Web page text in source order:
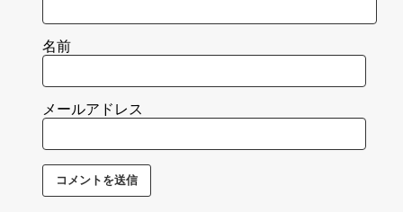
名前
メールアドレス